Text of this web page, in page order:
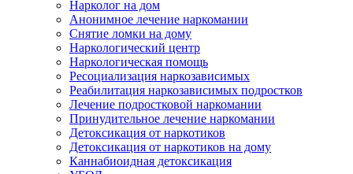
Нарколог на дом
Анонимное лечение наркомании
Снятие ломки на дому
Наркологический центр
Наркологическая помощь
Ресоциализация наркозависимых
Реабилитация наркозависимых подростков
Лечение подростковой наркомании
Принудительное лечение наркомании
Детоксикация от наркотиков
Детоксикация от наркотиков на дому
Каннабиоидная детоксикация